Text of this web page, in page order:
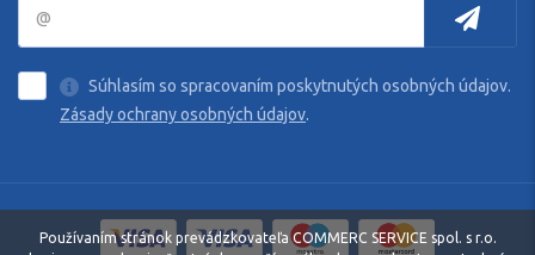
Súhlasím so spracovaním poskytnutých osobných údajov.
Zásady ochrany osobných údajov.
Používaním stránok prevádzkovateľa COMMERC SERVICE spol. s r.o.